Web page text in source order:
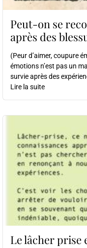
Peut-on se
après des
(Peur d’aimer, coupure
émotions n’est pas un
survie après des
Lire la suite
Le lâcher prise